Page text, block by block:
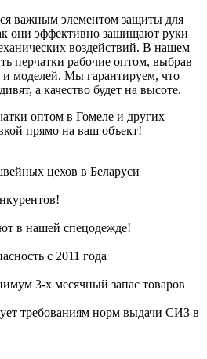
важным элементом защиты для
они эффективно защищают руки
воздействий. В нашем
перчатки рабочие оптом, выбрав
и моделей. Мы гарантируем, что
а качество будет на высоте.
оптом в Гомеле и других
прямо на ваш объект!
цехов в Беларуси
в нашей спецодежде!
с 2011 года
3-х месячный запас товаров
требованиям норм выдачи СИЗ в